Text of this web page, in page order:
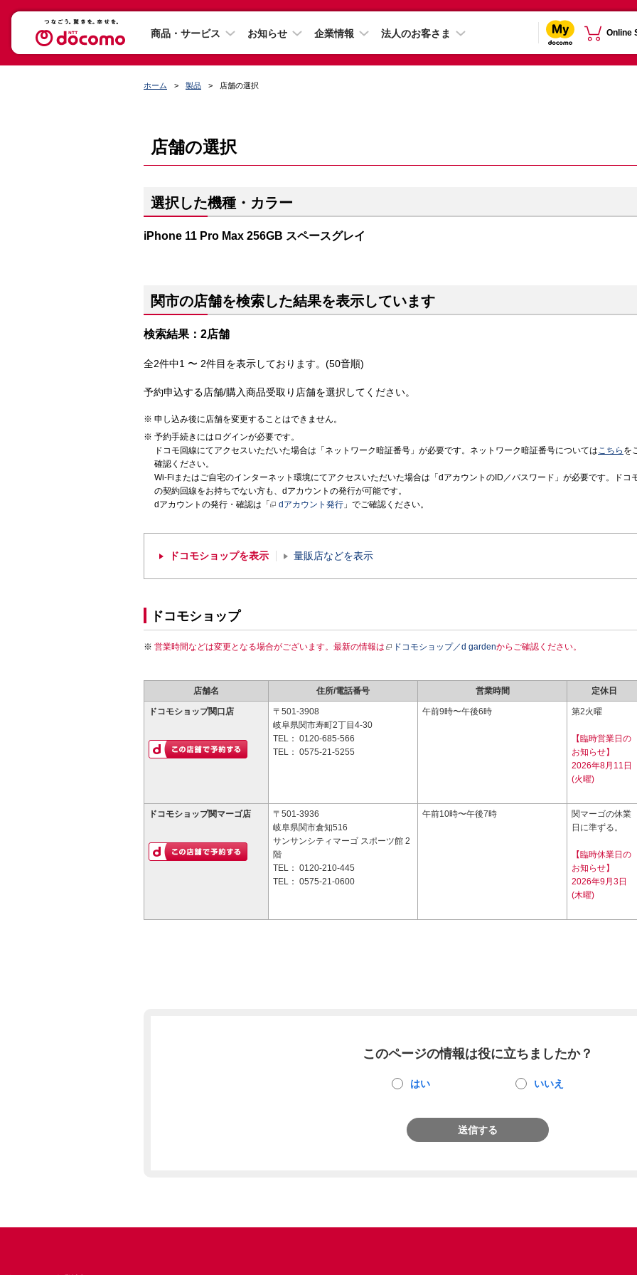
商品・サービス お知らせ 企業情報 法人のお客さま Online
ホーム 製品 店舗の選択
店舗の選択
選択した機種・カラー
iPhone 11 Pro Max 256GB スペースグレイ
関市の店舗を検索した結果を表示しています
検索結果：2店舗
全2件中1 〜 2件目を表示しております。(50音順)
予約申込する店舗/購入商品受取り店舗を選択してください。
申し込み後に店舗を変更することはできません。
予約手続きにはログインが必要です。
ドコモ回線にてアクセスいただいた場合は「ネットワーク暗証番号」が必要です。ネットワーク暗証番号についてはこちら を
確認ください。
Wi-Fiまたはご自宅のインターネット環境にてアクセスいただいた場合は「dアカウントのID／パスワード」が必要です。ドコ
の契約回線をお持ちでない方も、dアカウントの発行が可能です。
dアカウントの発行・確認は「
dアカウント発行 」でご確認ください。
ドコモショップを表示 量販店などを表示
ドコモショップ
営業時間などは変更となる場合がございます。最新の情報は ドコモショップ／d gardenからご確認ください。
店舗名 住所/電話番号 営業時間 定休日
ドコモショップ関口店
〒501-3908
岐阜県関市寿町2丁目4-30
TEL： 0120-685-566
TEL： 0575-21-5255
午前9時〜午後6時 第2火曜
【臨時営業日の
お知らせ】
2026年8月11日
(火曜)
ドコモショップ関マーゴ店
〒501-3936
岐阜県関市倉知516
サンサンシティマーゴ スポーツ館 2
階
TEL： 0120-210-445
TEL： 0575-21-0600
午前10時〜午後7時
関マーゴの休業
日に準ずる。
【臨時休業日の
お知らせ】
2026年9月3日
(木曜)
このページの情報は役に立ちましたか？
はい いいえ
送信する